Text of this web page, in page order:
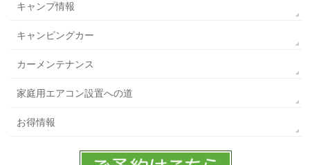
キャンプ情報
キャンピングカー
カーメンテナンス
家庭用エアコン設置への道
お得情報